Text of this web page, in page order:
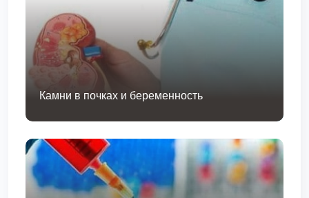
Камни в почках и беременность